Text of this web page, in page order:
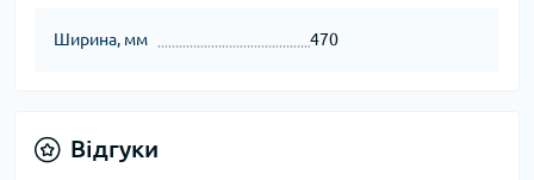
Ширина, мм 470
Відгуки